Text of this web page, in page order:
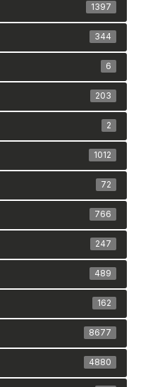
1397
344
6
203
2
1012
72
766
247
489
162
8677
4880